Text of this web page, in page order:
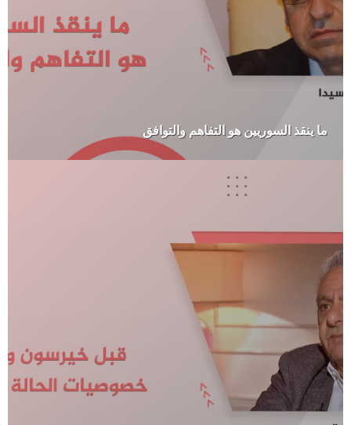
ما ينقذ السوريين هو التفاهم والتوافق